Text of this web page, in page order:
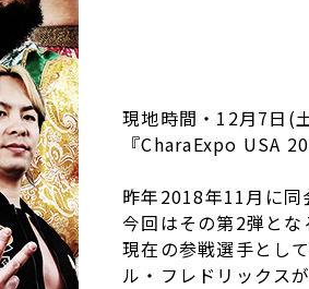
現地時間・12月7日(
『CharaExpo USA
昨年2018年11月に同
今回はその第2弾とな
現在の参戦選手とし
ル・フレドリックス